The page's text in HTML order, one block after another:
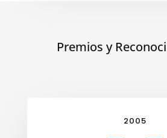
Premios y
2005